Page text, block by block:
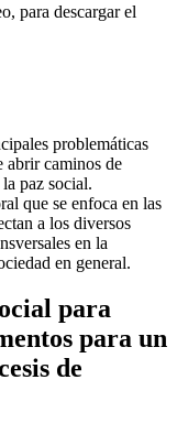
para descargar el
problemáticas
abrir caminos de
paz social.
que se enfoca en las
a los diversos
en la
en general.
para
para un
de